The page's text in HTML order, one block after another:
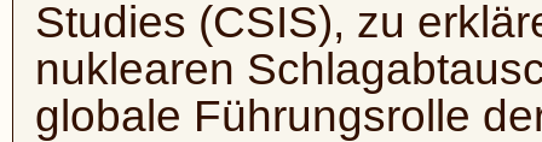
Studies (CSIS), zu
nuklearen
globale Führungsrolle